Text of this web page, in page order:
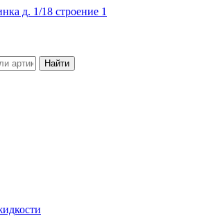
д. 1/18 строение 1
Найти